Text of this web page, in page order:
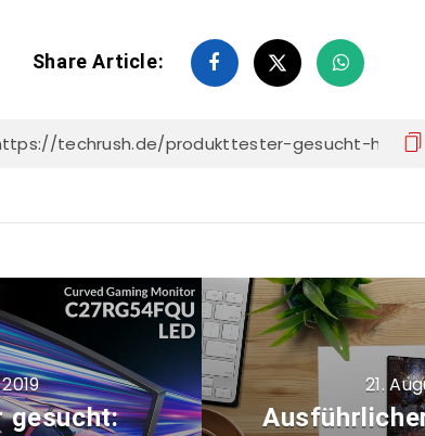
Share Article:
gesucht:
21.